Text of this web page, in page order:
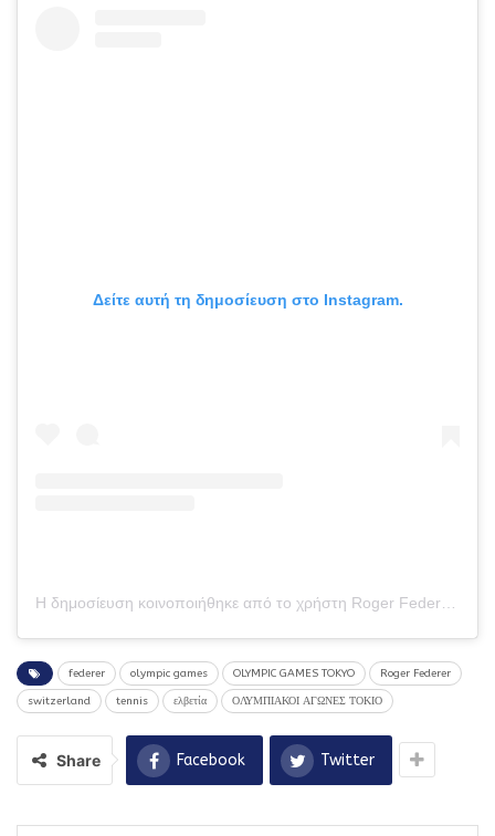
Δείτε αυτή τη δημοσίευση στο Instagram.
federer olympic games OLYMPIC GAMES TOKYO Roger Federer
switzerland tennis ελβετία ΟΛΥΜΠΙΑΚΟΙ ΑΓΩΝΕΣ ΤΟΚΙΟ
Share Facebook Twitter